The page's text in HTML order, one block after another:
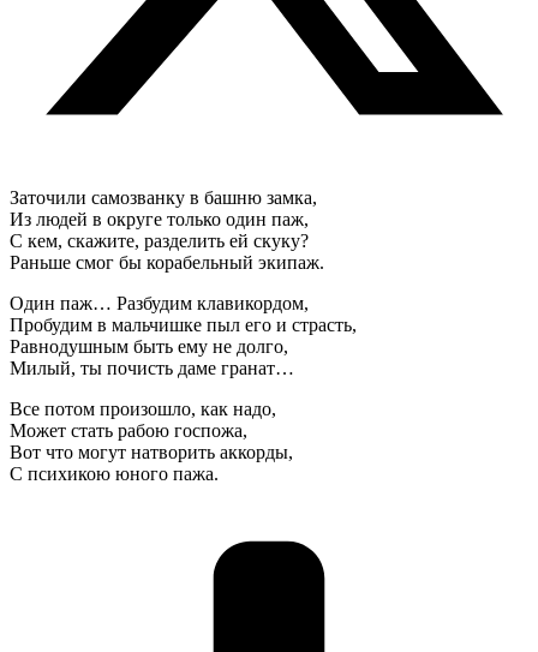
Заточили самозванку в башню замка,
Из людей в округе только один паж,
С кем, скажите, разделить ей скуку?
Раньше смог бы корабельный экипаж.
Один паж… Разбудим клавикордом,
Пробудим в мальчишке пыл его и страсть,
Равнодушным быть ему не долго,
Милый, ты почисть даме гранат…
Все потом произошло, как надо,
Может стать рабою госпожа,
Вот что могут натворить аккорды,
С психикою юного пажа.